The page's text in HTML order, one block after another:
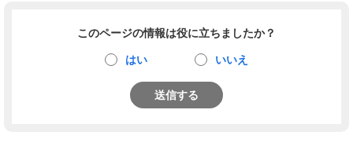
このページの情報は役に立ちましたか？
はい いいえ
送信する